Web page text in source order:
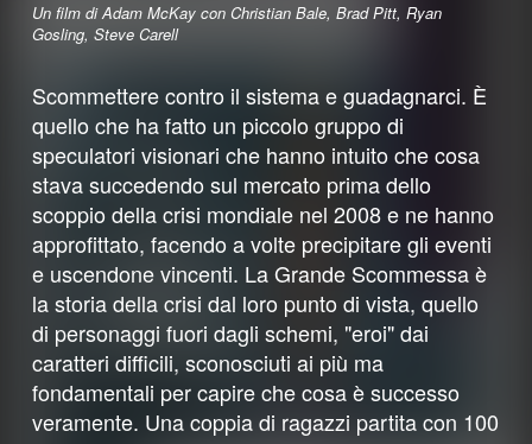
Un film di Adam McKay con Christian Bale, Brad Pitt, Ryan
Gosling, Steve Carell
Scommettere contro il sistema e guadagnarci. È
quello che ha fatto un piccolo gruppo di
speculatori visionari che hanno intuito che cosa
stava succedendo sul mercato prima dello
scoppio della crisi mondiale nel 2008 e ne hanno
approfittato, facendo a volte precipitare gli eventi
e uscendone vincenti. La Grande Scommessa è
la storia della crisi dal loro punto di vista, quello
di personaggi fuori dagli schemi, "eroi" dai
caratteri difficili, sconosciuti ai più ma
fondamentali per capire che cosa è successo
veramente. Una coppia di ragazzi partita con 100